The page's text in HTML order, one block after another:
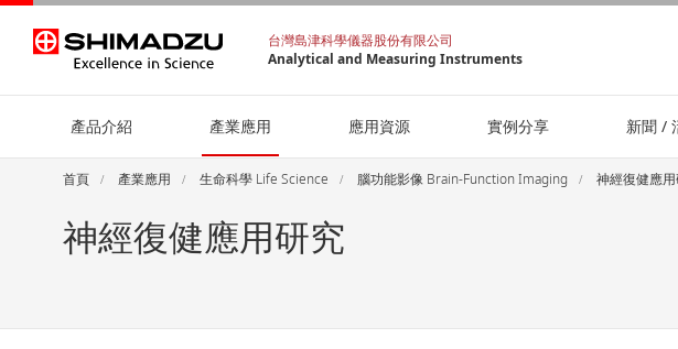
台灣島津科學儀器股份有限公司
Analytical and Measuring Instruments
產品介紹 產業應用 應用資源 實例分享 新聞 /
首頁 產業應用 生命科學 Life Science 腦功能影像 Brain-Function Imaging 神經復健應
神經復健應用研究